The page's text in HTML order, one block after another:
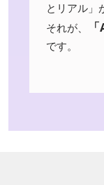
とリアル」
それが、
です。